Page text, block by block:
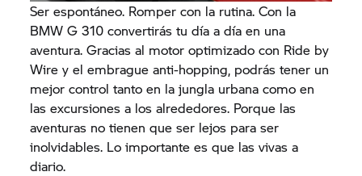
Ser espontáneo. Romper con la rutina. Con la
BMW G 310 convertirás tu día a día en una
aventura. Gracias al motor optimizado con Ride by
Wire y el embrague anti-hopping, podrás tener un
mejor control tanto en la jungla urbana como en
las excursiones a los alrededores. Porque las
aventuras no tienen que ser lejos para ser
inolvidables. Lo importante es que las vivas a
diario.